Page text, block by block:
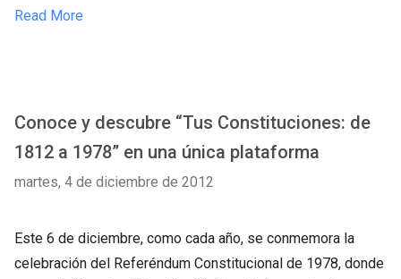
Read More
Conoce y descubre “Tus Constituciones: de
1812 a 1978” en una única plataforma
martes, 4 de diciembre de 2012
Este 6 de diciembre, como cada año, se conmemora la
celebración del Referéndum Constitucional de 1978, donde